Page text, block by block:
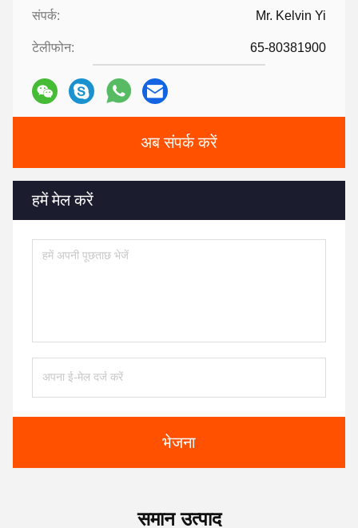
संपर्क: Mr. Kelvin Yi
टेलीफोन: 65-80381900
अब संपर्क करें
हमें मेल करें
भेजना
समान उत्पाद